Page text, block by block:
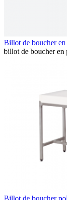
Billot de boucher
billot de boucher en
Billot de boucher